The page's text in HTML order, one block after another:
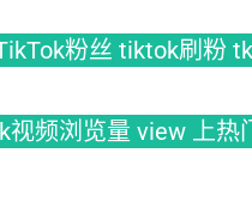
粉丝 tiktok刷粉
视频浏览量 view 上热